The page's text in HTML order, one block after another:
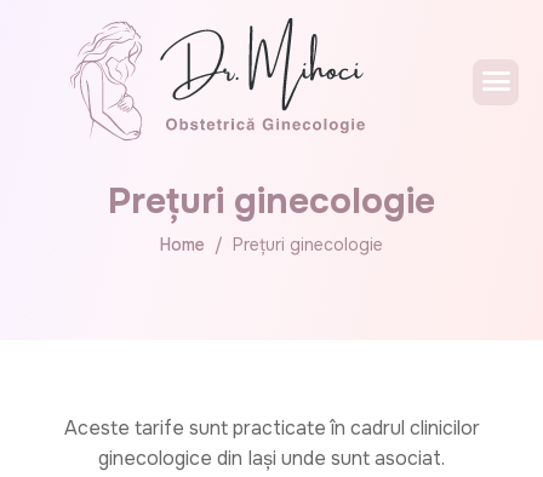
Prețuri ginecologie
Home Prețuri ginecologie
Aceste tarife sunt practicate în cadrul clinicilor
ginecologice din Iași unde sunt asociat.